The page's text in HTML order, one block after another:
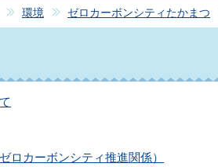
環境 ゼロカーボンシティたかまつ
ロカーボンシティ推進関係）